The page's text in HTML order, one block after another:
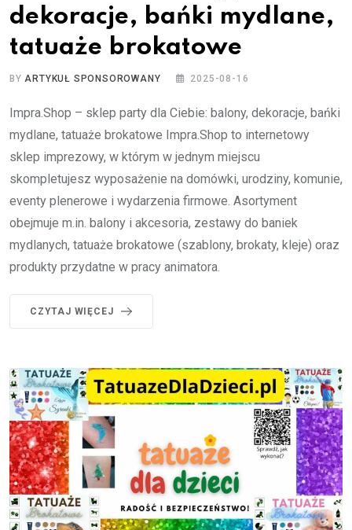
dekoracje, bańki mydlane,
tatuaże brokatowe
BYARTYKUŁ SPONSOROWANY 2025-08-16
Impra.Shop – sklep party dla Ciebie: balony, dekoracje, bańki
mydlane, tatuaże brokatowe Impra.Shop to internetowy
sklep imprezowy, w którym w jednym miejscu
skompletujesz wyposażenie na domówki, urodziny, komunie,
eventy plenerowe i wydarzenia firmowe. Asortyment
obejmuje m.in. balony i akcesoria, zestawy do baniek
mydlanych, tatuaże brokatowe (szablony, brokaty, kleje) oraz
produkty przydatne w pracy animatora.
CZYTAJ WIĘCEJ